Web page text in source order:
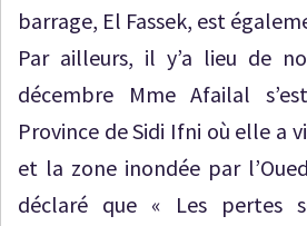
barrage, El Fassek, est
Par ailleurs, il y’a lieu de
décembre Mme Afailal
Province de Sidi Ifni où elle a
et la zone inondée par
déclaré que « Les pertes